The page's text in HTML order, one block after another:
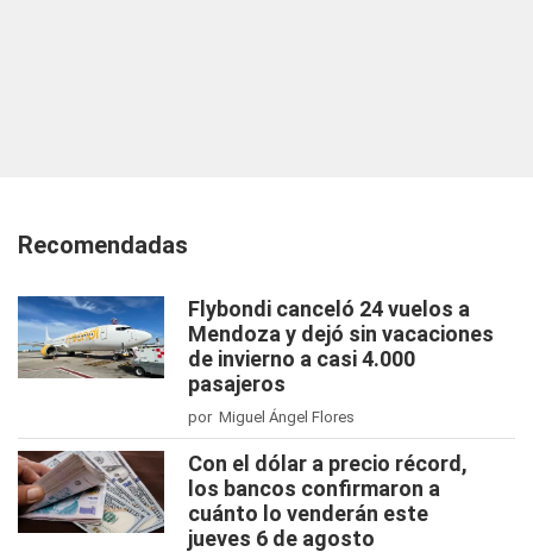
Recomendadas
Flybondi canceló 24 vuelos a
Mendoza y dejó sin vacaciones
de invierno a casi 4.000
pasajeros
por Miguel Ángel Flores
Con el dólar a precio récord,
los bancos confirmaron a
cuánto lo venderán este
jueves 6 de agosto